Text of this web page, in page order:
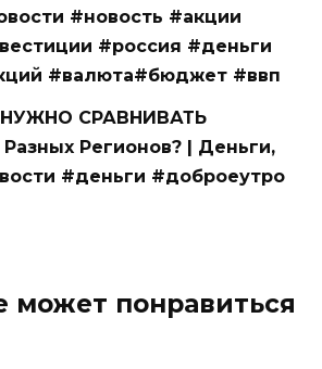
#новость #акции
#россия #деньги
#валюта#бюджет #ввп
НУЖНО СРАВНИВАТЬ
Регионов? | Деньги,
#деньги #доброеутро
может понравиться